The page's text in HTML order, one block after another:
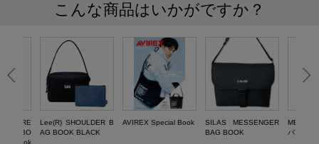
こんな商品はいかがですか？
BAG BO
by Naok
Lee(R) SHOULDER B
AG BOOK BLACK
AVIREX Special Book
SILAS MESSENGER
BAG BOOK
MEI(R)
バッグ